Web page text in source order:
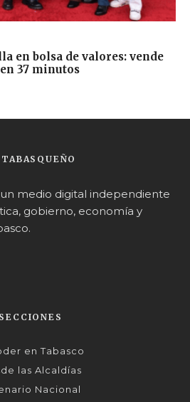
en bolsa de valores: vende
37 minutos
medio digital independiente
gobierno, economía y
SECCIONES
en Tabasco
las Alcaldías
Nacional